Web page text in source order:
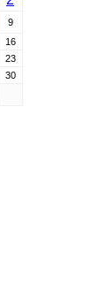
9
16
23
30